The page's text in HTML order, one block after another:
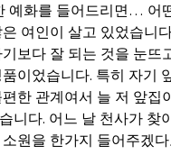
예화를 들어드리면… 어
여인이 살고 있었습니
기보다 잘 되는 것을 눈뜨
이었습니다. 특히 자기
편한 관계여서 늘 저 앞집
니다. 어느 날 천사가 찾
원을 한가지 들어주겠